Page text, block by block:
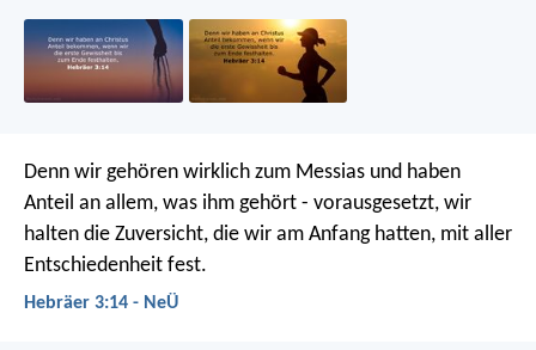
Denn wir gehören wirklich zum Messias und haben
Anteil an allem, was ihm gehört - vorausgesetzt, wir
halten die Zuversicht, die wir am Anfang hatten, mit aller
Entschiedenheit fest.
Hebräer 3:14 - NeÜ